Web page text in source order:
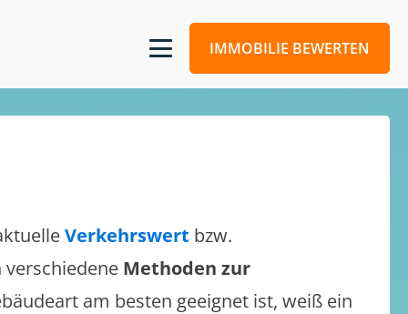
IMMOBILIE BEWERTEN
Verkehrswert bzw.
verschiedene Methoden zur
am besten geeignet ist, weiß ein